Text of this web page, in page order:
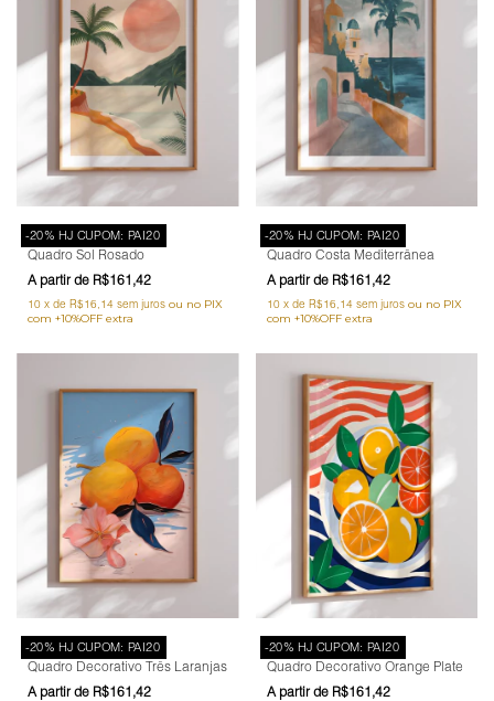
-20% HJ CUPOM: PAI20
Quadro Sol Rosado
R$161,42
10 x de R$16,14 sem juros
-20% HJ CUPOM: PAI20
Quadro Costa Mediterrânea
R$161,42
10 x de R$16,14 sem juros
-20% HJ CUPOM: PAI20
Quadro Decorativo Três Laranjas
R$161,42
-20% HJ CUPOM: PAI20
Quadro Decorativo Orange Plate
R$161,42